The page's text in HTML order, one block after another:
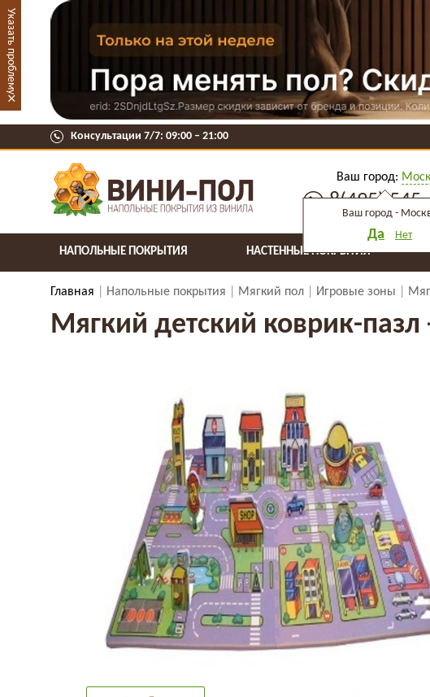
Консультации 7/7: 09:00 ‒ 21:00
Ваш город:
Ваш город -
Да Нет
8(495)
НАПОЛЬНЫЕ ПОКРЫТИЯ НАСТЕННЫЕ ПОКРЫТИЯ
Главная Напольные покрытия Мягкий пол Игровые зоны
Мягкий детский коврик-
Указать проблему
×